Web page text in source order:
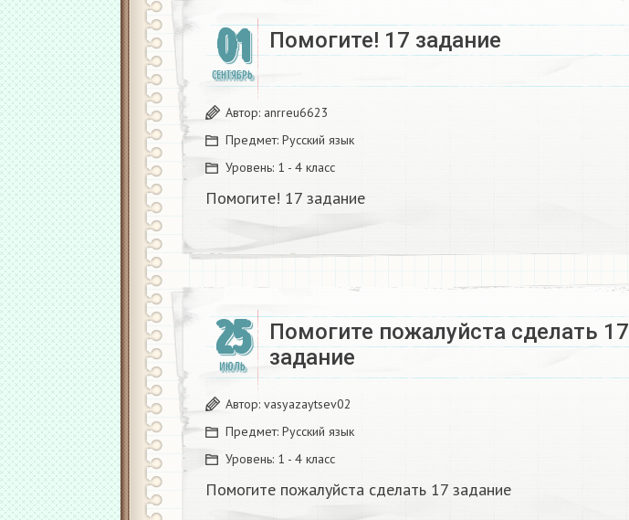
01
СЕНТЯБРЬ
Помогите! 17 задание
Автор: anrreu6623
Предмет: Русский язык
Уровень: 1 - 4 класс
Помогите! 17 задание
25
ИЮЛЬ
Помогите пожалуйста сделать 17
задание ​
Автор: vasyazaytsev02
Предмет: Русский язык
Уровень: 1 - 4 класс
Помогите пожалуйста сделать 17 задание ​